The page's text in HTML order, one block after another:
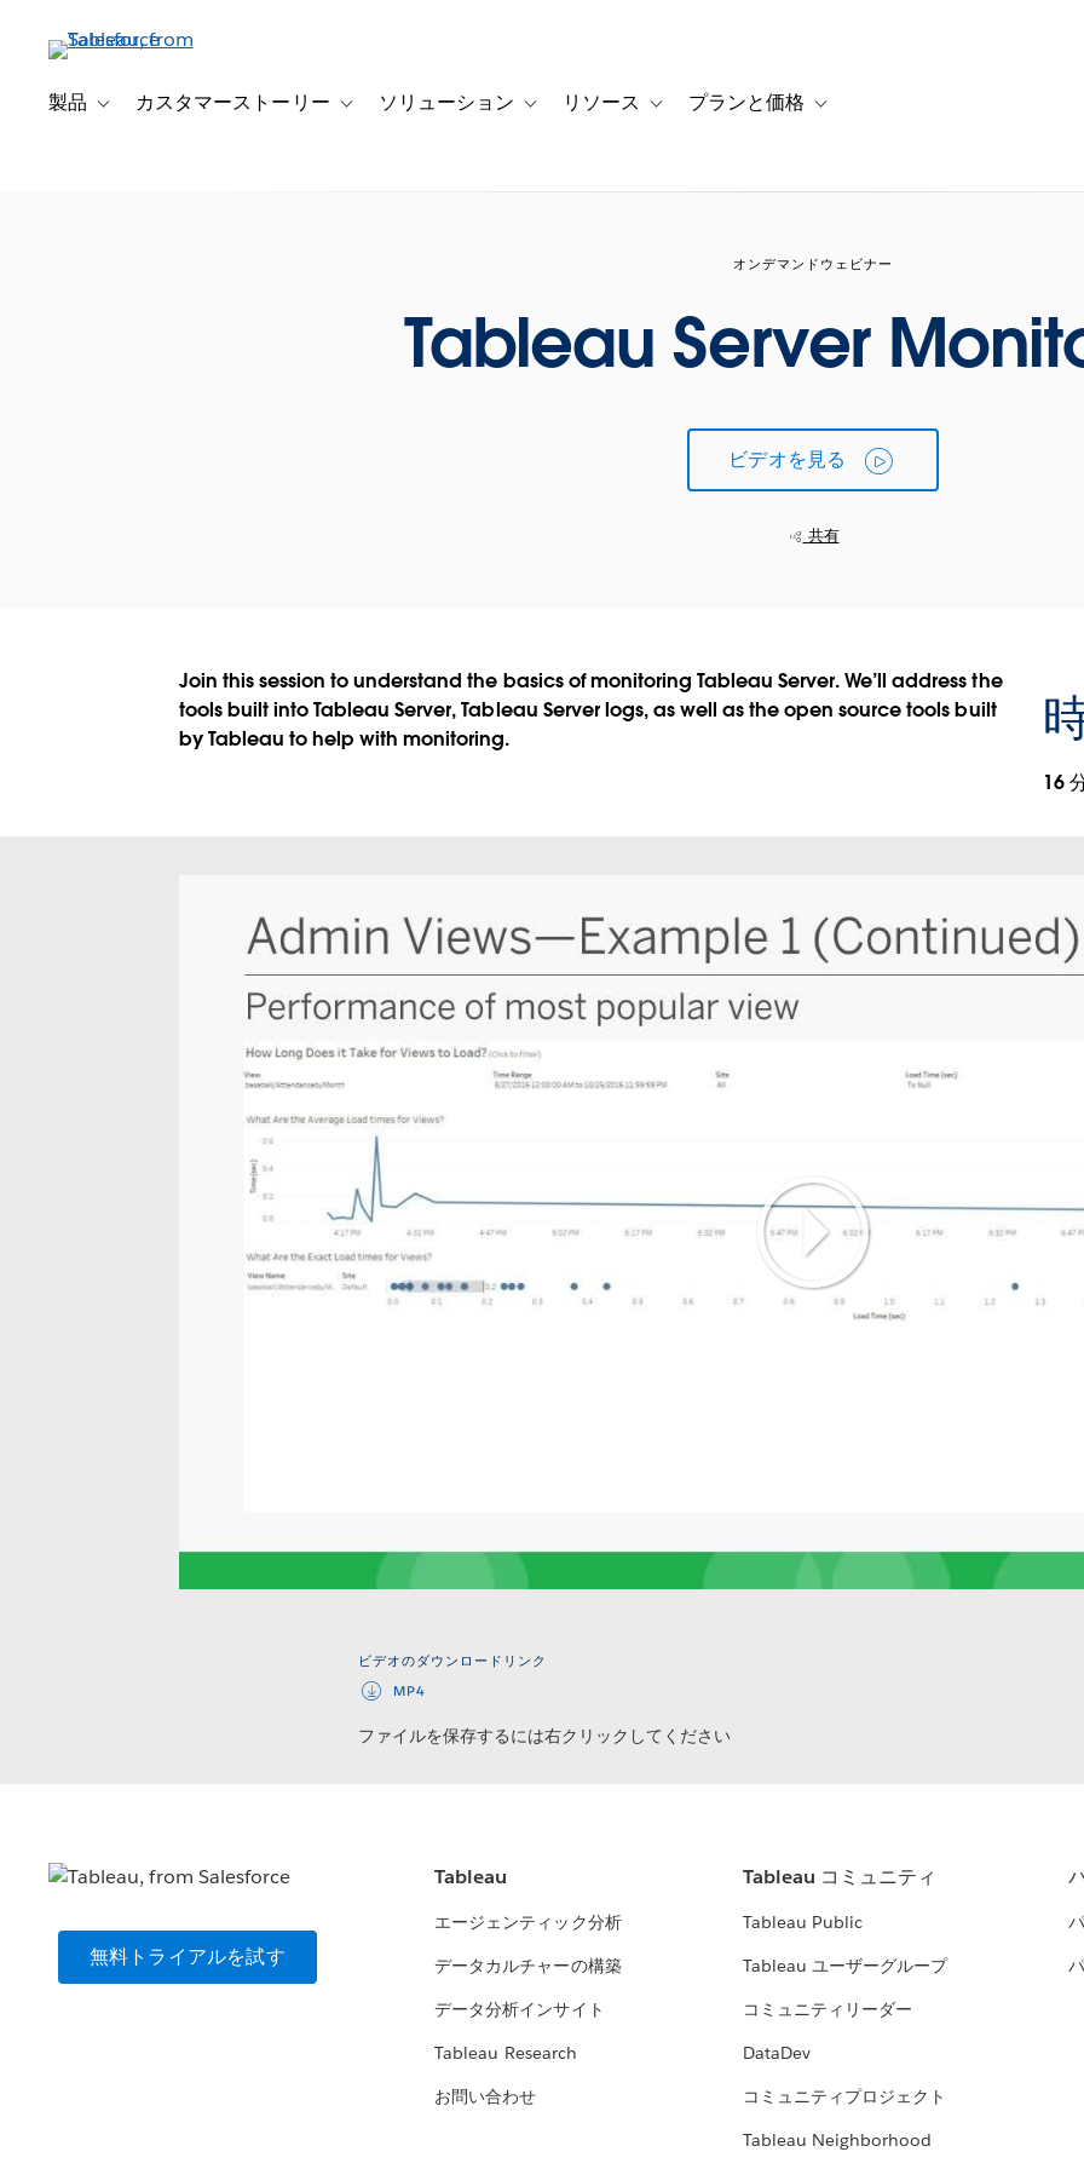
製品 Toggle sub-navigation for 製品
カスタマーストーリー Toggle sub-navigation for カスタマーストーリー
ソリューション Toggle sub-navigation for ソリューション
リソース Toggle sub-navigation for リソース
プランと価格 Toggle sub-navigation for プランと価
オンデマンドウェビナー
Tableau Server
ビデオを見る
共有
Join this session to understand the basics of monitoring Tableau Server. We’ll address the
tools built into Tableau Server, Tableau Server logs, as well as the open source tools built
by Tableau to help with monitoring.
16
Play
ビデオのダウンロードリンク
MP4
ファイルを保存するには右クリックしてください
無料トライアルを試す
Tableau
エージェンティック分析
データカルチャーの構築
データ分析インサイト
Tableau Research
お問い合わせ
Tableau コミュニティ
Tableau Public
Tableau ユーザーグループ
コミュニティリーダー
DataDev
コミュニティプロジェクト
Tableau Neighborhood